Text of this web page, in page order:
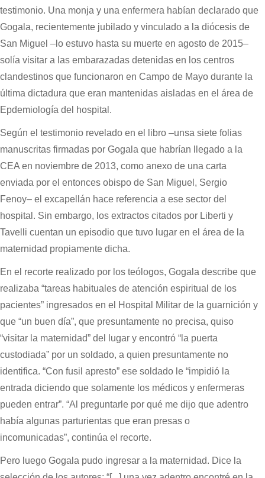
testimonio. Una monja y una enfermera habían declarado que
Gogala, recientemente jubilado y vinculado a la diócesis de
San Miguel –lo estuvo hasta su muerte en agosto de 2015–
solía visitar a las embarazadas detenidas en los centros
clandestinos que funcionaron en Campo de Mayo durante la
última dictadura que eran mantenidas aisladas en el área de
Epdemiología del hospital.
Según el testimonio revelado en el libro –unsa siete folias
manuscritas firmadas por Gogala que habrían llegado a la
CEA en noviembre de 2013, como anexo de una carta
enviada por el entonces obispo de San Miguel, Sergio
Fenoy– el excapellán hace referencia a ese sector del
hospital. Sin embargo, los extractos citados por Liberti y
Tavelli cuentan un episodio que tuvo lugar en el área de la
maternidad propiamente dicha.
En el recorte realizado por los teólogos, Gogala describe que
realizaba “tareas habituales de atención espiritual de los
pacientes” ingresados en el Hospital Militar de la guarnición y
que “un buen día”, que presuntamente no precisa, quiso
“visitar la maternidad” del lugar y encontró “la puerta
custodiada” por un soldado, a quien presuntamente no
identifica. “Con fusil apresto” ese soldado le “impidió la
entrada diciendo que solamente los médicos y enfermeras
pueden entrar”. “Al preguntarle por qué me dijo que adentro
había algunas parturientas que eran presas o
incomunicadas”, continúa el recorte.
Pero luego Gogala pudo ingresar a la maternidad. Dice la